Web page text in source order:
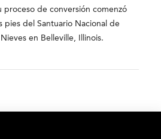
proceso de conversión comenzó
pies del Santuario Nacional de
en Belleville, Illinois.